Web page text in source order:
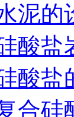
泥的
酸盐
酸盐
合硅